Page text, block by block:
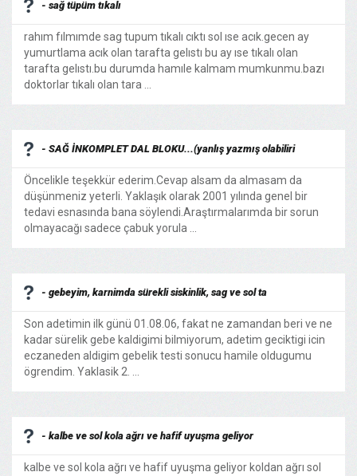
- sağ tüpüm tıkalı
rahım fılmımde sag tupum tıkalı cıktı sol ıse acık.gecen ay
yumurtlama acık olan tarafta gelıstı bu ay ıse tıkalı olan
tarafta gelıstı.bu durumda hamıle kalmam mumkunmu.bazı
doktorlar tıkalı olan tara ...
- SAĞ İNKOMPLET DAL BLOKU...(yanlış yazmış olabiliri
Öncelikle teşekkür ederim.Cevap alsam da almasam da
düşünmeniz yeterli. Yaklaşık olarak 2001 yılında genel bir
tedavi esnasında bana söylendi.Araştırmalarımda bir sorun
olmayacağı sadece çabuk yorula ...
- gebeyim, karnimda sürekli siskinlik, sag ve sol ta
Son adetimin ilk günü 01.08.06, fakat ne zamandan beri ve ne
kadar sürelik gebe kaldigimi bilmiyorum, adetim geciktigi icin
eczaneden aldigim gebelik testi sonucu hamile oldugumu
ögrendim. Yaklasik 2. ...
- kalbe ve sol kola ağrı ve hafif uyuşma geliyor
kalbe ve sol kola ağrı ve hafif uyuşma geliyor koldan ağrı sol